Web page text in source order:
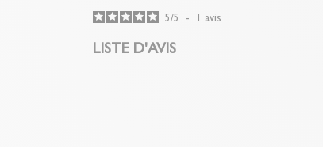
5/5 - 1 avis
LISTE D'AVIS